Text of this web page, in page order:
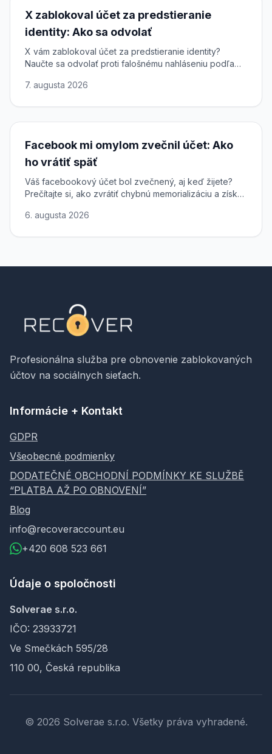
X zablokoval účet za predstieranie
identity: Ako sa odvolať
X vám zablokoval účet za predstieranie identity?
Naučte sa odvolať proti falošnému nahláseniu podľa
7. augusta 2026
Facebook mi omylom zvečnil účet: Ako
ho vrátiť späť
Váš facebookový účet bol zvečnený, aj keď žijete?
Prečítajte si, ako zvrátiť chybnú memorializáciu a získať
6. augusta 2026
Profesionálna služba pre obnovenie zablokovaných
účtov na sociálnych sieťach.
Informácie + Kontakt
GDPR
Všeobecné podmienky
DODATEČNÉ OBCHODNÍ PODMÍNKY KE SLUŽBĚ
“PLATBA AŽ PO OBNOVENÍ”
Blog
info@recoveraccount.eu
+420 608 523 661
Údaje o spoločnosti
Solverae s.r.o.
IČO: 23933721
Ve Smečkách 595/28
110 00, Česká republika
© 2026 Solverae s.r.o. Všetky práva vyhradené.